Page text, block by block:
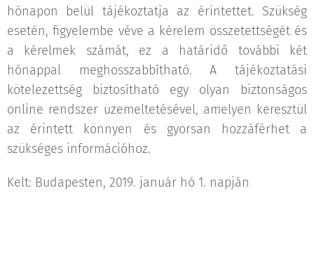
hónapon belül tájékoztatja az érintettet. Szükség
esetén, figyelembe véve a kérelem összetettségét és
a kérelmek számát, ez a határidő további két
hónappal meghosszabbítható. A tájékoztatási
kötelezettség biztosítható egy olyan biztonságos
online rendszer üzemeltetésével, amelyen keresztül
az érintett könnyen és gyorsan hozzáférhet a
szükséges információhoz.
Kelt: Budapesten, 2019. január hó 1. napján